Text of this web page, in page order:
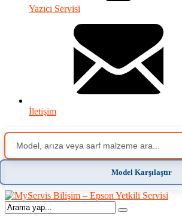
Yazıcı Servisi
İletişim
Model Karşılaştır